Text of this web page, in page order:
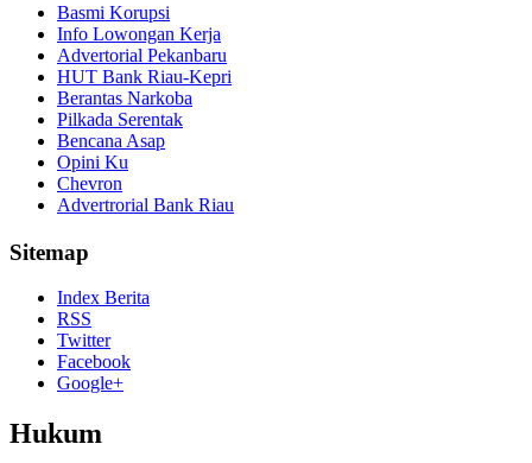
Basmi Korupsi
Info Lowongan Kerja
Advertorial Pekanbaru
HUT Bank Riau-Kepri
Berantas Narkoba
Pilkada Serentak
Bencana Asap
Opini Ku
Chevron
Advertrorial Bank Riau
Sitemap
Index Berita
RSS
Twitter
Facebook
Google+
Hukum